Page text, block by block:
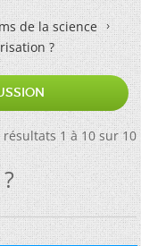
de la science
?
1 à 10 sur 10